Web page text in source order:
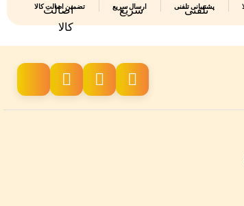
پشتیبانی تلفنی ارسال سریع تضمین اصالت کالا